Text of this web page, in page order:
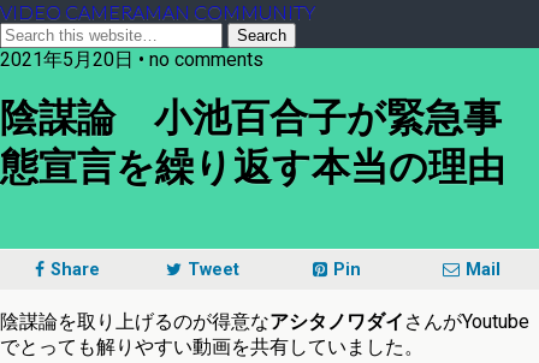
VIDEO CAMERAMAN COMMUNITY
2021年5月20日 • no comments
陰謀論 小池百合子が緊急事
態宣言を繰り返す本当の理由
Share Tweet Pin Mail
陰謀論を取り上げるのが得意なアシタノワダイ さんがYoutube
でとっても解りやすい動画を共有していました。